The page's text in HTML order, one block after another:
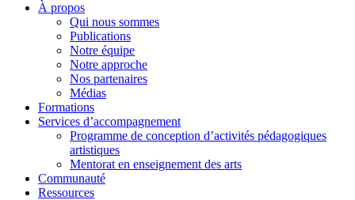
À propos
Qui nous sommes
Publications
Notre équipe
Notre approche
Nos partenaires
Médias
Formations
Services d’accompagnement
Programme de conception d’activités pédagogiques
artistiques
Mentorat en enseignement des arts
Communauté
Ressources